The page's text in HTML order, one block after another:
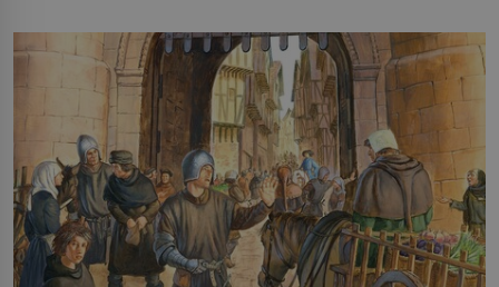
pře hned několik latinskoamerických zemí a k tomu
Francie, kde se traduje,